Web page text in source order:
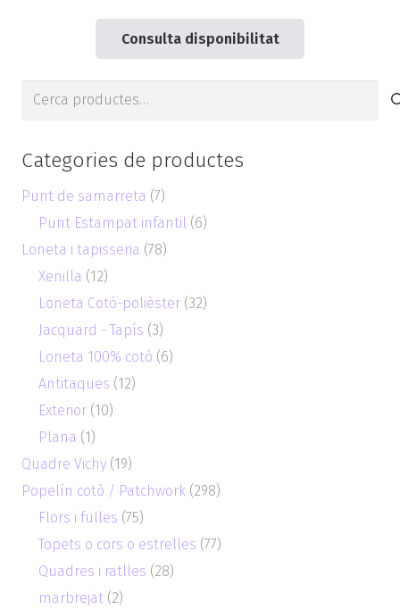
Consulta disponibilitat
Cerca
Categories de productes
Punt de samarreta (7)
Punt Estampat infantil (6)
Loneta i tapisseria (78)
Xenilla (12)
Loneta Cotó-polièster (32)
Jacquard - Tapís (3)
Loneta 100% cotó (6)
Antitaques (12)
Exterior (10)
Plana (1)
Quadre Vichy (19)
Popelín cotó / Patchwork (298)
Flors i fulles (75)
Topets o cors o estrelles (77)
Quadres i ratlles (28)
marbrejat (2)